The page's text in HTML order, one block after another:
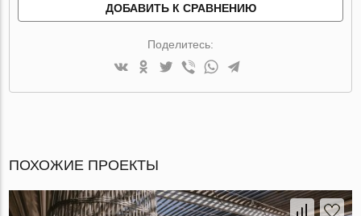
ДОБАВИТЬ К СРАВНЕНИЮ
Поделитесь:
ПОХОЖИЕ ПРОЕКТЫ